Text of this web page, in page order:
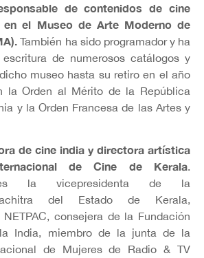
de contenidos de cine
en el Museo de Arte Moderno de
También ha sido programador y ha
de numerosos catálogos y
museo hasta su retiro en el año
la Orden al Mérito de la República
y la Orden Francesa de las Artes y
de cine india y directora artística
de Cine de Kerala.
es la vicepresidenta de la
del Estado de Kerala,
consejera de la Fundación
India, miembro de la junta de la
de Mujeres de Radio & TV